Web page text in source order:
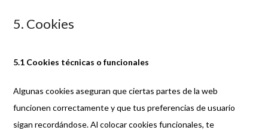
5. Cookies
5.1 Cookies técnicas o funcionales
Algunas cookies aseguran que ciertas partes de la web
funcionen correctamente y que tus preferencias de usuario
sigan recordándose. Al colocar cookies funcionales, te